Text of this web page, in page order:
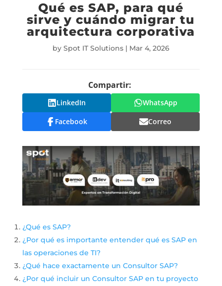
Qué es SAP, para qué
sirve y cuándo migrar tu
arquitectura corporativa
by Spot IT Solutions| Mar 4, 2026
Compartir:
LinkedIn
WhatsApp
Facebook
Correo
¿Qué es SAP?
¿Por qué es importante entender qué es SAP en
las operaciones de TI?
¿Qué hace exactamente un Consultor SAP?
¿Por qué incluir un Consultor SAP en tu proyecto